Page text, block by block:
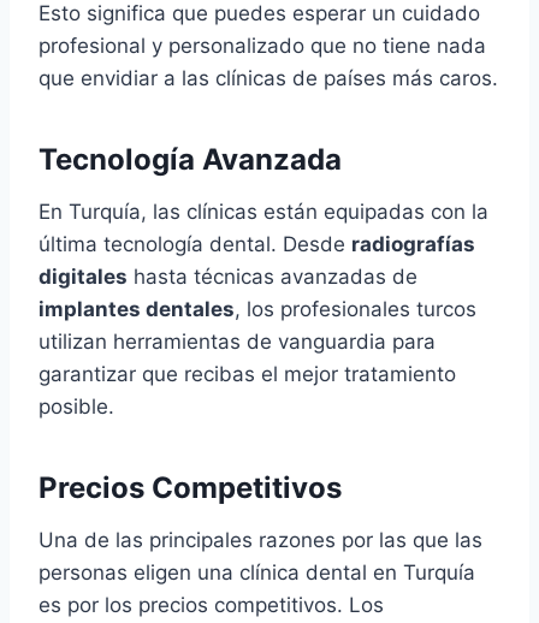
Esto significa que puedes esperar un cuidado
profesional y personalizado que no tiene nada
que envidiar a las clínicas de países más caros.
Tecnología Avanzada
En Turquía, las clínicas están equipadas con la
última tecnología dental. Desde radiografías
digitales hasta técnicas avanzadas de
implantes dentales, los profesionales turcos
utilizan herramientas de vanguardia para
garantizar que recibas el mejor tratamiento
posible.
Precios Competitivos
Una de las principales razones por las que las
personas eligen una clínica dental en Turquía
es por los precios competitivos. Los